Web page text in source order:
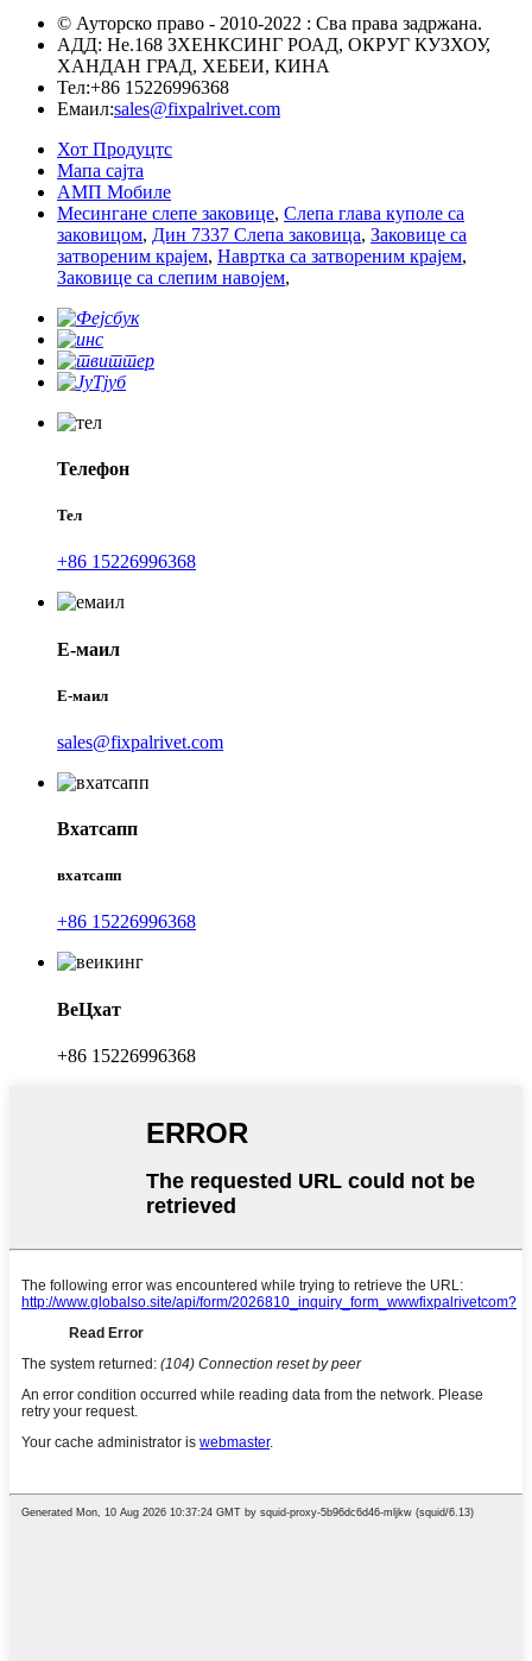
© Ауторско право - 2010-2022 : Сва права задржана.
АДД: Не.168 ЗХЕНКСИНГ РОАД, ОКРУГ КУЗХОУ,
ХАНДАН ГРАД, ХЕБЕИ, КИНА
Тел:+86 15226996368
Емаил:sales@fixpalrivet.com
Хот Продуцтс
Мапа сајта
АМП Мобиле
Месингане слепе заковице, Слепа глава куполе са
заковицом, Дин 7337 Слепа заковица, Заковице са
затвореним крајем, Навртка са затвореним крајем,
Заковице са слепим навојем,
Телефон
Тел
+86 15226996368
Е-маил
Е-маил
sales@fixpalrivet.com
Вхатсапп
вхатсапп
+86 15226996368
ВеЦхат
+86 15226996368